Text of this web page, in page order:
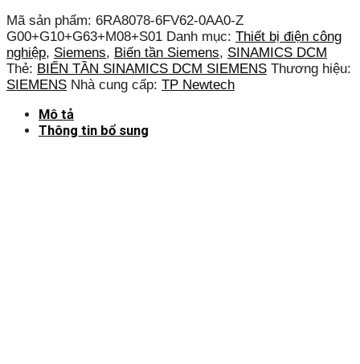
Mã sản phẩm: 6RA8078-6FV62-0AA0-Z
G00+G10+G63+M08+S01 Danh mục: Thiết bị điện công
nghiệp, Siemens, Biến tần Siemens, SINAMICS DCM
Thẻ: BIẾN TẦN SINAMICS DCM SIEMENS Thương hiệu:
SIEMENS Nhà cung cấp: TP Newtech
Mô tả
Thông tin bổ sung